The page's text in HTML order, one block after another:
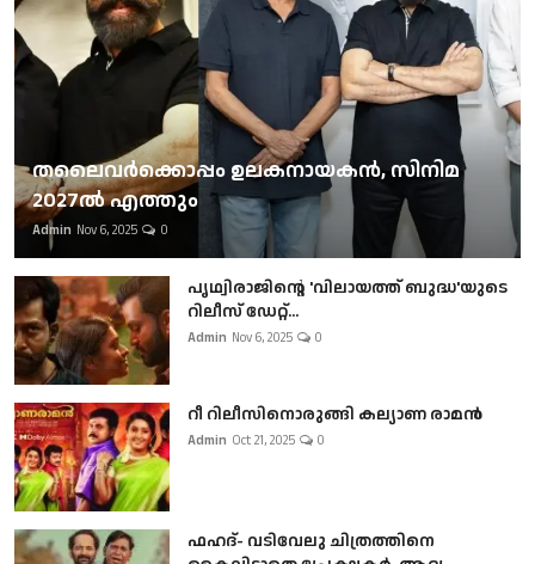
തലൈവര്‍ക്കൊപ്പം ഉലകനായകന്‍, സിനിമ
2027ല്‍ എത്തും
Admin Nov 6, 2025 0
പൃഥ്വിരാജിന്റെ 'വിലായത്ത് ബുദ്ധ'യുടെ
റിലീസ് ഡേറ്റ്...
Admin Nov 6, 2025 0
റീ റിലീസിനൊരുങ്ങി കല്യാണ രാമൻ
Admin Oct 21, 2025 0
ഫഹദ്- വടിവേലു ചിത്രത്തിനെ